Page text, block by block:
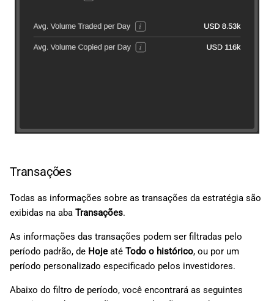
Transações
Todas as informações sobre as transações da estratégia são
exibidas na aba Transações.
As informações das transações podem ser filtradas pelo
período padrão, de Hoje até Todo o histórico, ou por um
período personalizado especificado pelos investidores.
Abaixo do filtro de período, você encontrará as seguintes